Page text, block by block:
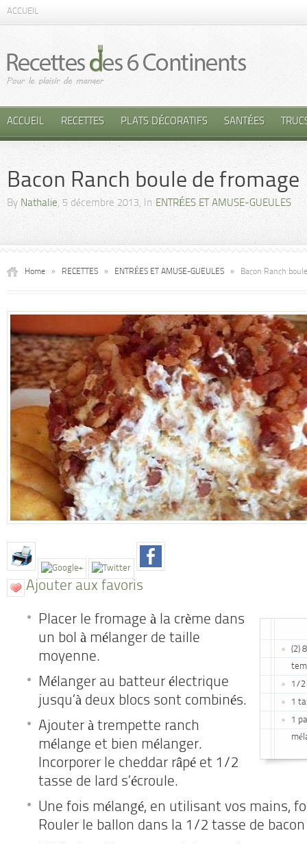
ACCUEIL
ACCUEIL RECETTES PLATS DÉCORATIFS SANTÉES
Bacon Ranch boule de fromage
By Nathalie, 5 décembre 2013, In ENTRÉES ET AMUSE-GUEULES
Home » RECETTES » ENTRÉES ET AMUSE-GUEULES » Bacon Ranch
Ajouter aux favoris
(2)
1/2
1
1
Placer le fromage à la crème dans
un bol à mélanger de taille
moyenne.
Mélanger au batteur électrique
jusqu’à deux blocs sont combinés.
Ajouter à trempette ranch
mélange et bien mélanger.
Incorporer le cheddar râpé et 1/2
tasse de lard s’écroule.
Une fois mélangé, en utilisant vos mains,
Rouler le ballon dans la 1/2 tasse de bacon